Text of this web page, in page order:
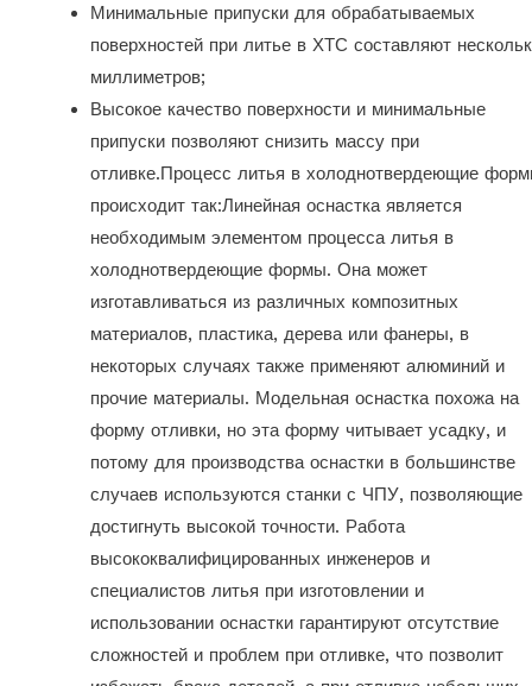
Минимальные припуски для обрабатываемых
поверхностей при литье в ХТС составляют
миллиметров;
Высокое качество поверхности и минимальные
припуски позволяют снизить массу при
отливке.Процесс литья в холоднотвердеющие
происходит так:Линейная оснастка является
необходимым элементом процесса литья в
холоднотвердеющие формы. Она может
изготавливаться из различных композитных
материалов, пластика, дерева или фанеры, в
некоторых случаях также применяют алюминий и
прочие материалы. Модельная оснастка похожа на
форму отливки, но эта форму читывает усадку, и
потому для производства оснастки в большинстве
случаев используются станки с ЧПУ, позволяющие
достигнуть высокой точности. Работа
высококвалифицированных инженеров и
специалистов литья при изготовлении и
использовании оснастки гарантируют отсутствие
сложностей и проблем при отливке, что позволит